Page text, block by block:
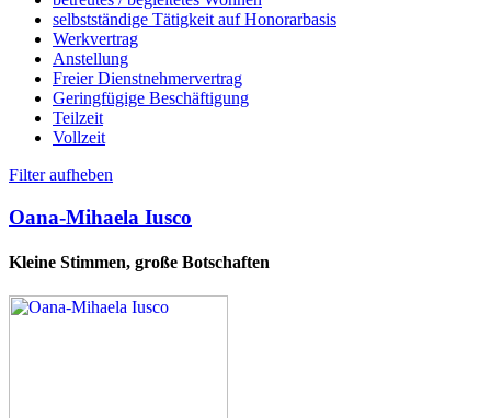
selbstständige Tätigkeit auf Honorarbasis
Werkvertrag
Anstellung
Freier Dienstnehmervertrag
Geringfügige Beschäftigung
Teilzeit
Vollzeit
Filter aufheben
Oana-Mihaela Iusco
Kleine Stimmen, große Botschaften